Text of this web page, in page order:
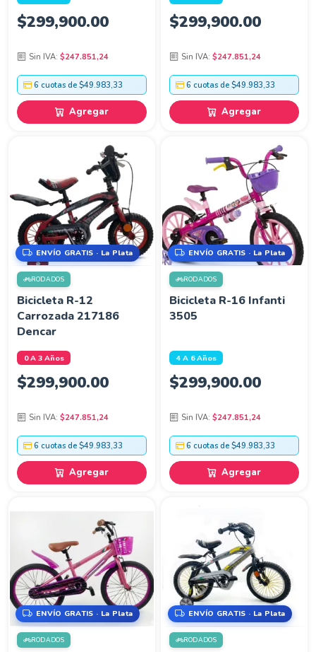
$299,900.00
Sin IVA: $247.851,24
6 cuotas de $49.983,33
Agregar
$299,900.00
Sin IVA: $247.851,24
6 cuotas de $49.983,33
Agregar
ENVÍO GRATIS · La Plata
RODADOS
Bicicleta R-12
Carrozada 217186
Dencar
0 A 3 Años
$299,900.00
Sin IVA: $247.851,24
6 cuotas de $49.983,33
Agregar
ENVÍO GRATIS · La Plata
RODADOS
Bicicleta R-16 Infanti
3505
4 A 6 Años
$299,900.00
Sin IVA: $247.851,24
6 cuotas de $49.983,33
Agregar
ENVÍO GRATIS · La Plata
RODADOS
ENVÍO GRATIS · La Plata
RODADOS